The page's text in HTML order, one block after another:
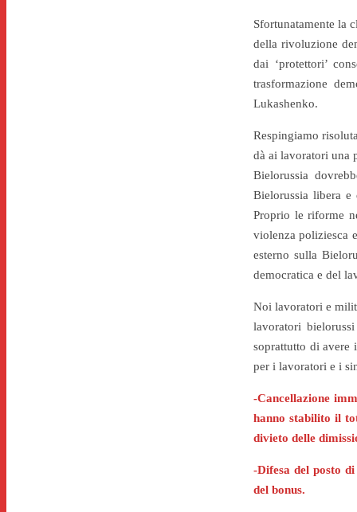
Sfortunatamente la
della rivoluzione
dai ‘protettori’
trasformazione
Lukashenko.
Respingiamo
dà ai lavoratori una
Bielorussia
Bielorussia libera
Proprio le riforme
violenza poliziesca
esterno sulla
democratica e del
Noi lavoratori e
lavoratori
soprattutto di avere
per i lavoratori e i
-Cancellazione
hanno stabilito il
divieto delle
-Difesa del posto
del bonus.